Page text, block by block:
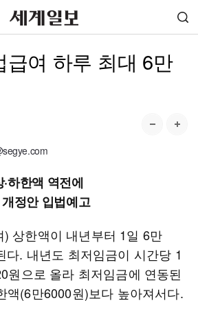
급여 하루 최대 6만
하한액 역전에
정안 입법예고
상한액이 내년부터 1일 6만
다. 내년도 최저임금이 시간당 1
원으로 올라 최저임금에 연동된
액(6만6000원)보다 높아져서다.